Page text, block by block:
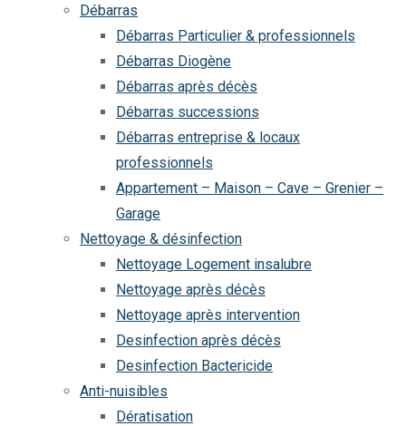
Débarras
Débarras Particulier & professionnels
Débarras Diogène
Débarras après décès
Débarras successions
Débarras entreprise & locaux
professionnels
Appartement – Maison – Cave – Grenier –
Garage
Nettoyage & désinfection
Nettoyage Logement insalubre
Nettoyage après décès
Nettoyage après intervention
Desinfection après décès
Desinfection Bactericide
Anti-nuisibles
Dératisation